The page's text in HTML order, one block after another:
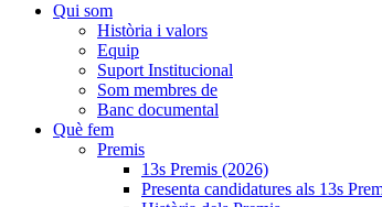
Qui som
Història i valors
Equip
Suport Institucional
Som membres de
Banc documental
Què fem
Premis
13s Premis (2026)
Presenta candidatures als 13s